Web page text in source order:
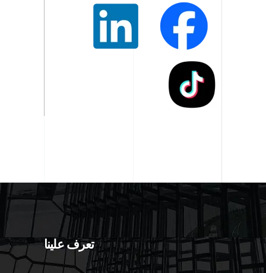
تعرف علينا